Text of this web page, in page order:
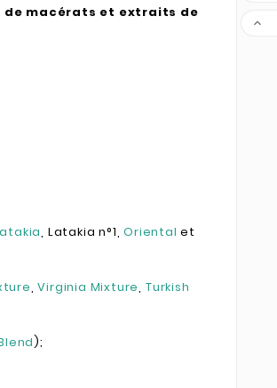
de macérats et extraits de
, Latakia n°1,Oriental et
,Virginia Mixture, Turkish
);
